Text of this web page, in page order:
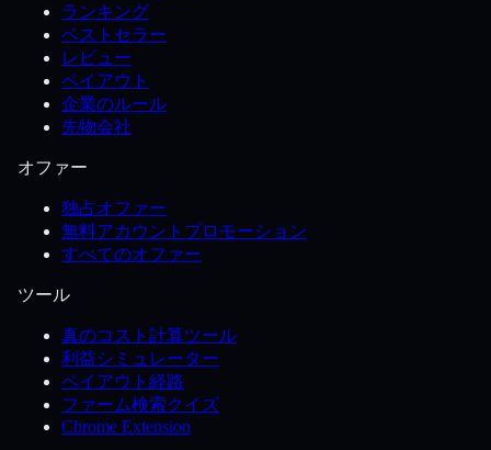
ランキング
ベストセラー
レビュー
ペイアウト
企業のルール
先物会社
オファー
独占オファー
無料アカウントプロモーション
すべてのオファー
ツール
真のコスト計算ツール
利益シミュレーター
ペイアウト経路
ファーム検索クイズ
Chrome Extension